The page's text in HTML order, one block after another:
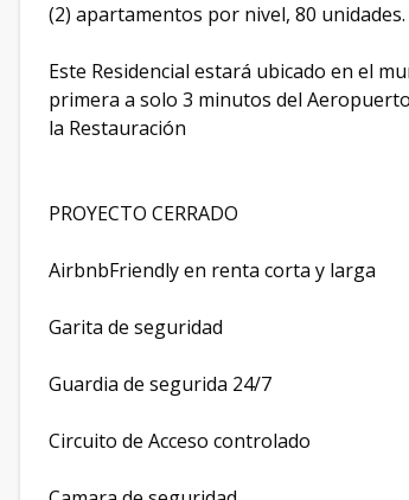
(2) apartamentos por nivel, 80 unidades.
Este Residencial estará ubicado en el
primera a solo 3 minutos del
la Restauración
PROYECTO CERRADO
AirbnbFriendly en renta corta y larga
Garita de seguridad
Guardia de segurida 24/7
Circuito de Acceso controlado